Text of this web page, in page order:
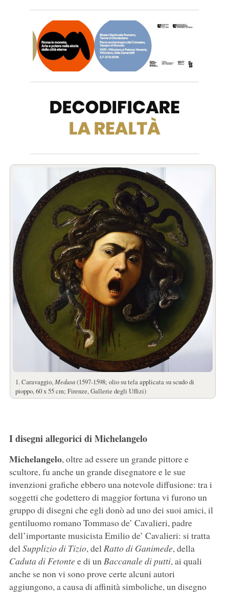
1. Caravaggio,Medusa(1597-1598; olio su tela applicata su scudo di
pioppo, 60 x 55 cm; Firenze, Gallerie degli Uffizi)
I disegni allegorici di Michelangelo
Michelangelo, oltre ad essere un grande pittore e
scultore, fu anche un grande disegnatore e le sue
invenzioni grafiche ebbero una notevole diffusione: tra i
soggetti che godettero di maggior fortuna vi furono un
gruppo di disegni che egli donò ad uno dei suoi amici, il
gentiluomo romano Tommaso de’ Cavalieri, padre
dell’importante musicista Emilio de’ Cavalieri: si tratta
delSupplizio di Tizio, delRatto di Ganimede, della
Caduta di Fetontee di unBaccanale di putti, ai quali
anche se non vi sono prove certe alcuni autori
aggiungono, a causa di affinità simboliche, un disegno